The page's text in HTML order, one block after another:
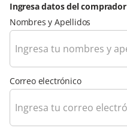
Ingresa datos del comprador
Nombres y Apellidos
Correo electrónico